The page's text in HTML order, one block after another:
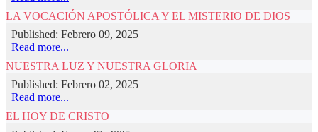
LA VOCACIÓN APOSTÓLICA Y EL MISTERIO DE DIOS
Published: Febrero 09, 2025
Read more...
NUESTRA LUZ Y NUESTRA GLORIA
Published: Febrero 02, 2025
Read more...
EL HOY DE CRISTO